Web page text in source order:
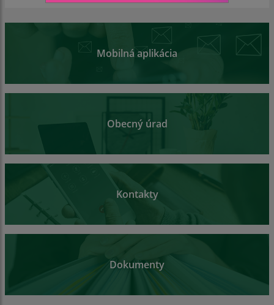
Mobilná aplikácia
Obecný úrad
Kontakty
Dokumenty